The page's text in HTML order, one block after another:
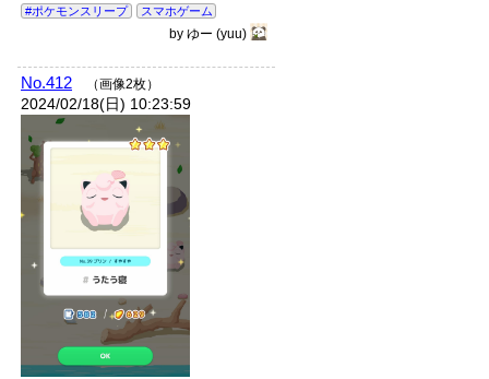
#ポケモンスリープ スマホゲーム
byゆー(yuu)
No.412 （画像2枚）
2024/02/18(日) 10:23:59